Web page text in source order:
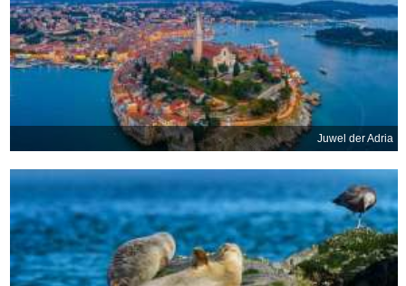
Juwel der Adria